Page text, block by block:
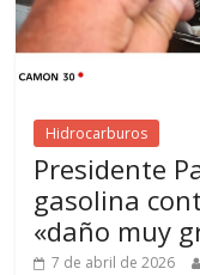
Hidrocarburos
Presidente
gasolina
«daño muy
7 de abril de 2026